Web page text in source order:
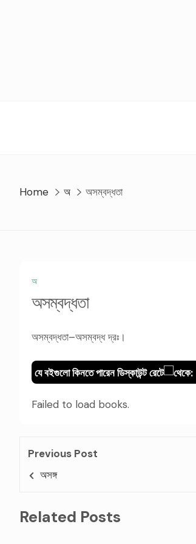
Home অ অসম্বদ্ধতা
অ
অসম্বদ্ধতা
অসম্বদ্ধতা–অসম্বদ্ধ দ্রঃ।
যে বইগুলো কিনতে পারেন ডিস্কাউন্ট রেটে থেকে:
Failed to load books.
Previous Post
অসঙ্গ
Related Posts